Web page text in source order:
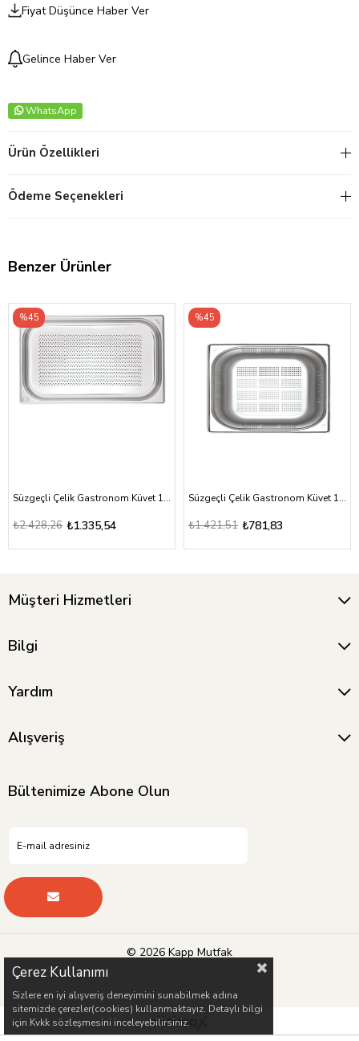
Fiyat Düşünce Haber Ver
Gelince Haber Ver
WhatsApp
Ürün Özellikleri
Ödeme Seçenekleri
Benzer Ürünler
Süzgeçli Çelik Gastronom Küvet 1/1-40
₺1.335,54
₺2.428,26
%45
Süzgeçli Çelik Gastronom Küvet 1/2-20
₺781,83
₺1.421,51
%45
Müşteri Hizmetleri
Bilgi
Yardım
Alışveriş
Bültenimize Abone Olun
© 2026 Kapp Mutfak
Çerez Kullanımı
Sizlere en iyi alışveriş deneyimini sunabilmek adına
sitemizde çerezler(cookies) kullanmaktayız. Detaylı bilgi
için Kvkk sözleşmesini inceleyebilirsiniz.